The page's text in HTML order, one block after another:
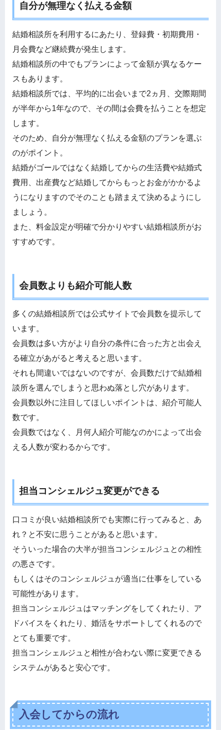
自分が無理なく払える金額
結婚相談所を利用するにあたり、登録費・初期費用・
月会費など継続費が発生します。
結婚相談所の中でもプランによって金額が異なるケー
スもあります。
結婚相談所では、平均的に出会いまで2ヵ月、交際期間
が半年から1年なので、その間は会費を払うことを想定
します。
そのため、自分が無理なく払える金額のプランを選ぶ
のがポイント。
結婚がゴールではなく結婚してからの生活費や結婚式
費用、出産費など結婚してからもっとお金がかかるよ
うになりますのでそのことも踏まえて決めるようにし
ましょう。
また、料金設定が明確で分かりやすい結婚相談所がお
すすめです。
会員数よりも紹介可能人数
多くの結婚相談所では公式サイトで会員数を提示して
います。
会員数は多い方がより自分の条件に合った方と出会え
る確立があがると考えると思います。
それも間違いではないのですが、会員数だけで結婚相
談所を選んでしまうと思わぬ落とし穴があります。
会員数以外に注目してほしいポイントは、紹介可能人
数です。
会員数ではなく、月何人紹介可能なのかによって出会
える人数が変わるからです。
担当コンシェルジュ変更ができる
口コミが良い結婚相談所でも実際に行ってみると、あ
れ？と不安に思うことがあると思います。
そういった場合の大半が担当コンシェルジュとの相性
の悪さです。
もしくはそのコンシェルジュが適当に仕事をしている
可能性があります。
担当コンシェルジュはマッチングをしてくれたり、ア
ドバイスをくれたり、婚活をサポートしてくれるので
とても重要です。
担当コンシェルジュと相性が合わない際に変更できる
システムがあると安心です。
入会してからの流れ